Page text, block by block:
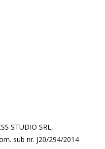
STUDIO SRL,
sub nr. J20/294/2014